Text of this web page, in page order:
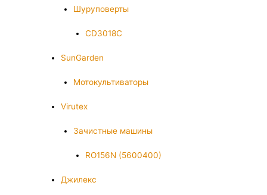
Шуруповерты
CD3018C
SunGarden
Мотокультиваторы
Virutex
Зачистные машины
RO156N (5600400)
Джилекс